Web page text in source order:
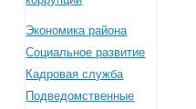
Экономика района
Социальное развитие
Кадровая служба
Подведомственные